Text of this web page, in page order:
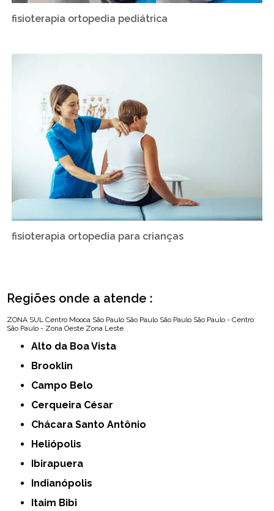
fisioterapia ortopedia pediátrica
fisioterapia ortopedia para crianças
Regiões onde a atende :
ZONA SUL Centro Mooca São Paulo São Paulo São Paulo São Paulo - Centro
São Paulo - Zona Oeste Zona Leste
Alto da Boa Vista
Brooklin
Campo Belo
Cerqueira César
Chácara Santo Antônio
Heliópolis
Ibirapuera
Indianópolis
Itaim Bibi